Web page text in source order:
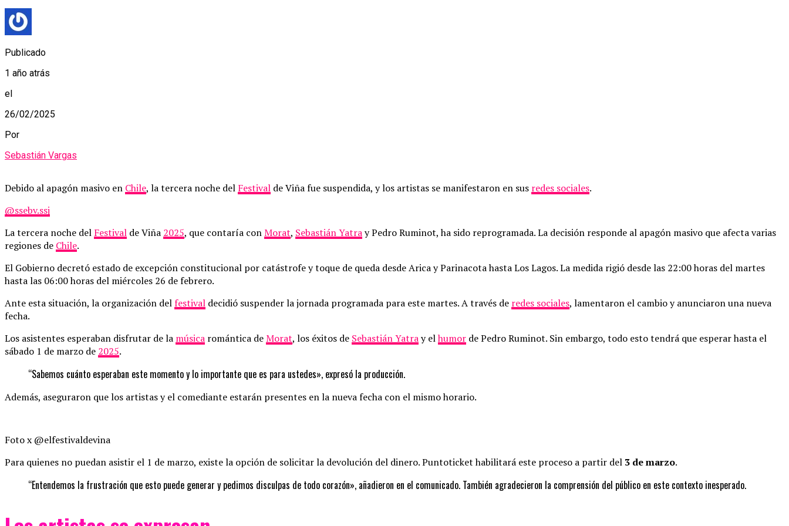
Publicado
1 año atrás
el
26/02/2025
Por
Sebastián Vargas
Debido al apagón masivo en Chile, la tercera noche del Festival de Viña fue suspendida, y los artistas se manifestaron en sus redes sociales.
@ssebv.ssj
La tercera noche del Festival de Viña 2025, que contaría conMorat, Sebastián Yatray Pedro Ruminot, ha sido reprogramada. La decisión responde al apagón masivo que afecta varias
regiones de Chile.
El Gobierno decretó estado de excepción constitucional por catástrofe y toque de queda desde Arica y Parinacota hasta Los Lagos. La medida rigió desde las 22:00 horas del martes
hasta las 06:00 horas del miércoles 26 de febrero.
Ante esta situación, la organización delfestival decidió suspender la jornada programada para este martes. A través de redes sociales, lamentaron el cambio y anunciaron una nueva
fecha.
Los asistentes esperaban disfrutar de la música romántica deMorat, los éxitos de Sebastián Yatray elhumor de Pedro Ruminot. Sin embargo, todo esto tendrá que esperar hasta el
sábado 1 de marzo de 2025.
“Sabemos cuánto esperaban este momento y lo importante que es para ustedes», expresó la producción.
Además, aseguraron que los artistas y el comediante estarán presentes en la nueva fecha con el mismo horario.
Foto x @elfestivaldevina
Para quienes no puedan asistir el 1 de marzo, existe la opción de solicitar la devolución del dinero. Puntoticket habilitará este proceso a partir del 3 de marzo.
“Entendemos la frustración que esto puede generar y pedimos disculpas de todo corazón», añadieron en el comunicado. También agradecieron la comprensión del público en este contexto inesperado.